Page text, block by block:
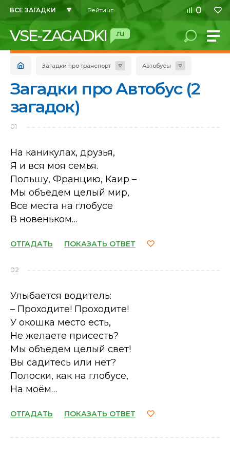
ВСЕ ЗАГАДКИ Рейтинг 0
VSE-ZAGADKI .ru
Загадки про транспорт Автобусы
Загадки про Автобус (2
загадок)
01
На каникулах, друзья,
Я и вся моя семья.
Польшу, Францию, Каир –
Мы объедем целый мир,
Все места на глобусе
В новеньком…
ОТГАДАТЬ ПОКАЗАТЬ ОТВЕТ
02
Улыбается водитель:
– Проходите! Проходите!
У окошка место есть,
Не желаете присесть?
Мы объедем целый свет!
Вы садитесь или нет?
Полоски, как на глобусе,
На моём…
ОТГАДАТЬ ПОКАЗАТЬ ОТВЕТ